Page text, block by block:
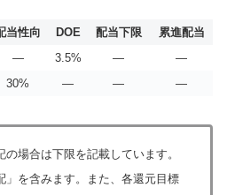
当性向 DOE 配当下限
累進配当
― 3.5% ―
―
30% ― ― ―
場合は下限を記載しています。
」を含みます。また、各還元目標